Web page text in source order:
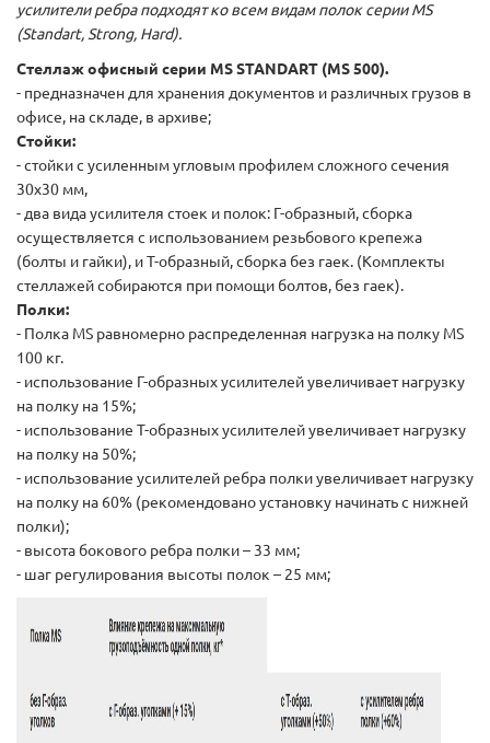
усилители ребра подходят ко всем видам полок серии MS
(Standart, Strong, Hard).
Стеллаж офисный серии MS STANDART (MS 500).
- предназначен для хранения документов и различных грузов в
офисе, на складе, в архиве;
Стойки:
- стойки с усиленным угловым профилем сложного сечения
30х30 мм,
- два вида усилителя стоек и полок: Г-образный, сборка
осуществляется с использованием резьбового крепежа
(болты и гайки), и Т-образный, сборка без гаек. (Комплекты
стеллажей собираются при помощи болтов, без гаек).
Полки:
- Полка MS равномерно распределенная нагрузка на полку MS
100 кг.
- использование Г-образных усилителей увеличивает нагрузку
на полку на 15%;
- использование Т-образных усилителей увеличивает нагрузку
на полку на 50%;
- использование усилителей ребра полки увеличивает нагрузку
на полку на 60% (рекомендовано установку начинать с нижней
полки);
- высота бокового ребра полки – 33 мм;
- шаг регулирования высоты полок – 25 мм;